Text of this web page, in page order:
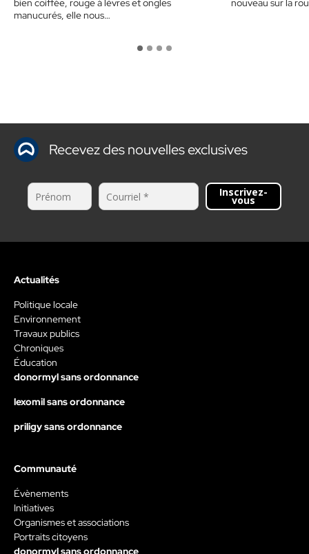
bien coiffée, rouge à lèvres et ongles
manucurés, elle nous…
nouveau sur la
Recevez des nouvelles exclusives
Inscrivez-
vous
Actualités
Politique locale
Environnement
Travaux publics
Chroniques
Éducation
donormyl sans ordonnance
lexomil sans ordonnance
priligy sans ordonnance
Communauté
Évènements
Initiatives
Organismes et associations
Portraits citoyens
donormyl sans ordonnance